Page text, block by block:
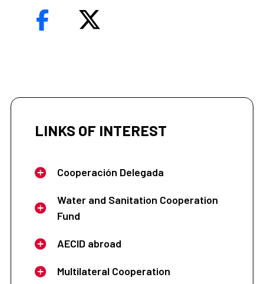
LINKS OF INTEREST
Cooperación Delegada
Water and Sanitation Cooperation
Fund
AECID abroad
Multilateral Cooperation